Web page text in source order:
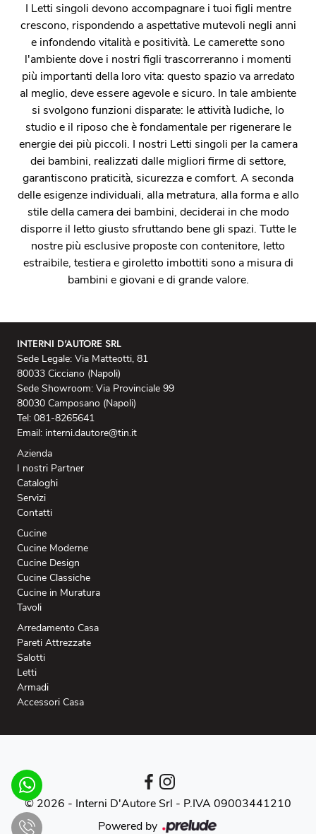
I Letti singoli devono accompagnare i tuoi figli mentre
crescono, rispondendo a aspettative mutevoli negli anni
e infondendo vitalità e positività. Le camerette sono
l'ambiente dove i nostri figli trascorreranno i momenti
più importanti della loro vita: questo spazio va arredato
al meglio, deve essere agevole e sicuro. In tale ambiente
si svolgono funzioni disparate: le attività ludiche, lo
studio e il riposo che è fondamentale per rigenerare le
energie dei più piccoli. I nostri Letti singoli per la camera
dei bambini, realizzati dalle migliori firme di settore,
garantiscono praticità, sicurezza e comfort. A seconda
delle esigenze individuali, alla metratura, alla forma e allo
stile della camera dei bambini, deciderai in che modo
disporre il letto giusto sfruttando bene gli spazi. Tutte le
nostre più esclusive proposte con contenitore, letto
estraibile, testiera e giroletto imbottiti sono a misura di
bambini e giovani e di grande valore.
INTERNI D'AUTORE SRL
Sede Legale: Via Matteotti, 81
80033 Cicciano (Napoli)
Sede Showroom: Via Provinciale 99
80030 Camposano (Napoli)
Tel: 081-8265641
Email: interni.dautore@tin.it
Azienda
I nostri Partner
Cataloghi
Servizi
Contatti
Cucine
Cucine Moderne
Cucine Design
Cucine Classiche
Cucine in Muratura
Tavoli
Arredamento Casa
Pareti Attrezzate
Salotti
Letti
Armadi
Accessori Casa
© 2026 - Interni D'Autore Srl - P.IVA 09003441210
Powered by